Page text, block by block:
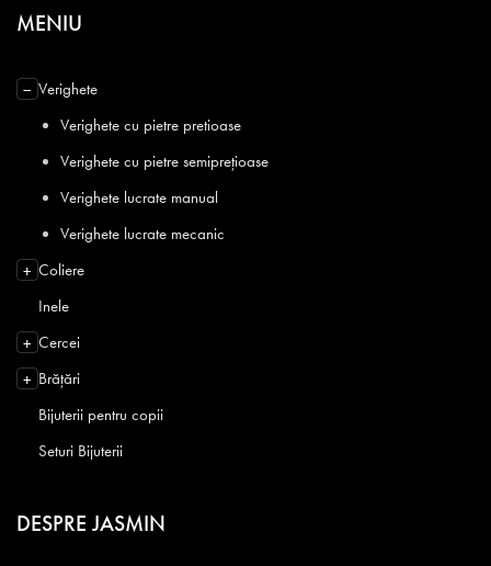
MENIU
− Verighete
Verighete cu pietre pretioase
Verighete cu pietre semiprețioase
Verighete lucrate manual
Verighete lucrate mecanic
+ Coliere
Inele
+ Cercei
+ Brățări
Bijuterii pentru copii
Seturi Bijuterii
DESPRE JASMIN